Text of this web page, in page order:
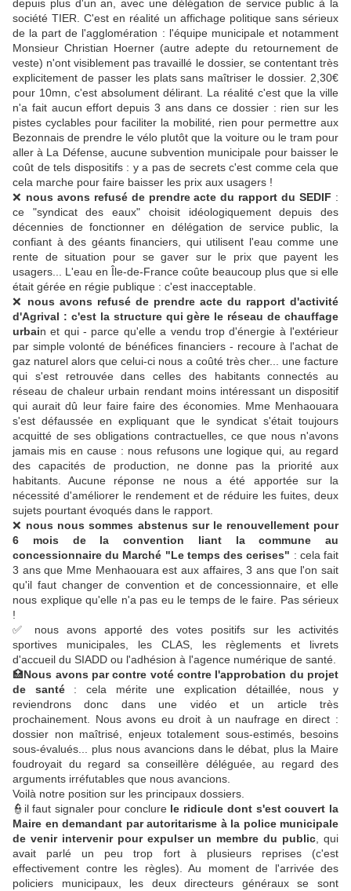
depuis plus d'un an, avec une délégation de service public à la
société TIER. C'est en réalité un affichage politique sans sérieux
de la part de l'agglomération : l'équipe municipale et notamment
Monsieur Christian Hoerner (autre adepte du retournement de
veste) n'ont visiblement pas travaillé le dossier, se contentant très
explicitement de passer les plats sans maîtriser le dossier. 2,30€
pour 10mn, c'est absolument délirant. La réalité c'est que la ville
n'a fait aucun effort depuis 3 ans dans ce dossier : rien sur les
pistes cyclables pour faciliter la mobilité, rien pour permettre aux
Bezonnais de prendre le vélo plutôt que la voiture ou le tram pour
aller à La Défense, aucune subvention municipale pour baisser le
coût de tels dispositifs : y a pas de secrets c'est comme cela que
cela marche pour faire baisser les prix aux usagers !
❌ nous avons refusé de prendre acte du rapport du SEDIF :
ce "syndicat des eaux" choisit idéologiquement depuis des
décennies de fonctionner en délégation de service public, la
confiant à des géants financiers, qui utilisent l'eau comme une
rente de situation pour se gaver sur le prix que payent les
usagers... L'eau en Île-de-France coûte beaucoup plus que si elle
était gérée en régie publique : c'est inacceptable.
❌ nous avons refusé de prendre acte du rapport d'activité
d'Agrival : c'est la structure qui gère le réseau de chauffage
urbain et qui - parce qu'elle a vendu trop d'énergie à l'extérieur
par simple volonté de bénéfices financiers - recoure à l'achat de
gaz naturel alors que celui-ci nous a coûté très cher... une facture
qui s'est retrouvée dans celles des habitants connectés au
réseau de chaleur urbain rendant moins intéressant un dispositif
qui aurait dû leur faire faire des économies. Mme Menhaouara
s'est défaussée en expliquant que le syndicat s'était toujours
acquitté de ses obligations contractuelles, ce que nous n'avons
jamais mis en cause : nous refusons une logique qui, au regard
des capacités de production, ne donne pas la priorité aux
habitants. Aucune réponse ne nous a été apportée sur la
nécessité d'améliorer le rendement et de réduire les fuites, deux
sujets pourtant évoqués dans le rapport.
❌ nous nous sommes abstenus sur le renouvellement pour
6 mois de la convention liant la commune au
concessionnaire du Marché "Le temps des cerises" : cela fait
3 ans que Mme Menhaouara est aux affaires, 3 ans que l'on sait
qu'il faut changer de convention et de concessionnaire, et elle
nous explique qu'elle n'a pas eu le temps de le faire. Pas sérieux
!
✅ nous avons apporté des votes positifs sur les activités
sportives municipales, les CLAS, les règlements et livrets
d'accueil du SIADD ou l'adhésion à l'agence numérique de santé.
🏥Nous avons par contre voté contre l'approbation du projet
de santé: cela mérite une explication détaillée, nous y
reviendrons donc dans une vidéo et un article très
prochainement. Nous avons eu droit à un naufrage en direct :
dossier non maîtrisé, enjeux totalement sous-estimés, besoins
sous-évalués... plus nous avancions dans le débat, plus la Maire
foudroyait du regard sa conseillère déléguée, au regard des
arguments irréfutables que nous avancions.
Voilà notre position sur les principaux dossiers.
👮il faut signaler pour conclure le ridicule dont s'est couvert la
Maire en demandant par autoritarisme à la police municipale
de venir intervenir pour expulser un membre du public , qui
avait parlé un peu trop fort à plusieurs reprises (c'est
effectivement contre les règles). Au moment de l'arrivée des
policiers municipaux, les deux directeurs généraux se sont